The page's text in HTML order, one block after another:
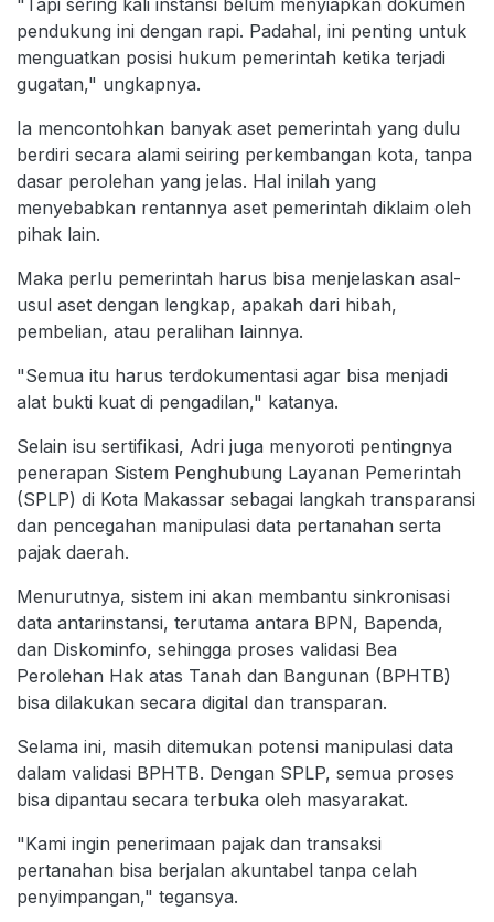
pendukung ini dengan rapi. Padahal, ini penting untuk
menguatkan posisi hukum pemerintah ketika terjadi
gugatan," ungkapnya.
Ia mencontohkan banyak aset pemerintah yang dulu
berdiri secara alami seiring perkembangan kota, tanpa
dasar perolehan yang jelas. Hal inilah yang
menyebabkan rentannya aset pemerintah diklaim oleh
pihak lain.
Maka perlu pemerintah harus bisa menjelaskan asal-
usul aset dengan lengkap, apakah dari hibah,
pembelian, atau peralihan lainnya.
"Semua itu harus terdokumentasi agar bisa menjadi
alat bukti kuat di pengadilan," katanya.
Selain isu sertifikasi, Adri juga menyoroti pentingnya
penerapan Sistem Penghubung Layanan Pemerintah
(SPLP) di Kota Makassar sebagai langkah transparansi
dan pencegahan manipulasi data pertanahan serta
pajak daerah.
Menurutnya, sistem ini akan membantu sinkronisasi
data antarinstansi, terutama antara BPN, Bapenda,
dan Diskominfo, sehingga proses validasi Bea
Perolehan Hak atas Tanah dan Bangunan (BPHTB)
bisa dilakukan secara digital dan transparan.
Selama ini, masih ditemukan potensi manipulasi data
dalam validasi BPHTB. Dengan SPLP, semua proses
bisa dipantau secara terbuka oleh masyarakat.
"Kami ingin penerimaan pajak dan transaksi
pertanahan bisa berjalan akuntabel tanpa celah
penyimpangan," tegansya.